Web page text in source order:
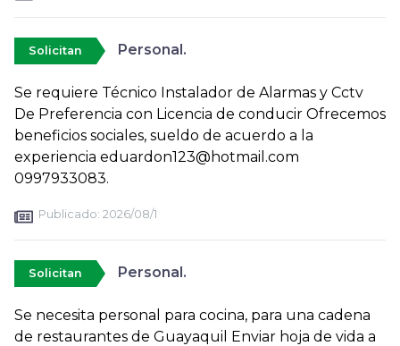
Solicitan Personal.
Se requiere Técnico Instalador de Alarmas y Cctv
De Preferencia con Licencia de conducir Ofrecemos
beneficios sociales, sueldo de acuerdo a la
experiencia eduardon123@hotmail.com
0997933083.
Publicado: 2026/08/1
Solicitan Personal.
Se necesita personal para cocina, para una cadena
de restaurantes de Guayaquil Enviar hoja de vida a